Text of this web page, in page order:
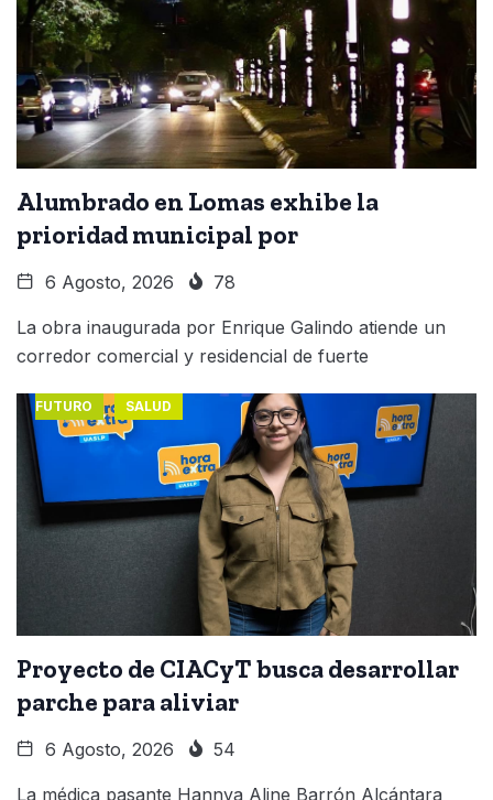
Alumbrado en Lomas exhibe la
prioridad municipal por
6 Agosto, 2026 78
La obra inaugurada por Enrique Galindo atiende un
corredor comercial y residencial de fuerte
FUTURO SALUD
Proyecto de CIACyT busca desarrollar
parche para aliviar
6 Agosto, 2026 54
La médica pasante Hannya Aline Barrón Alcántara